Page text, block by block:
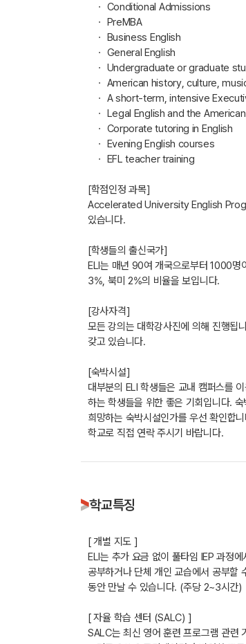
ㆍ Conditional Admissions
ㆍ PreMBA
ㆍ Business English
ㆍ General English
ㆍ Undergraduate or graduate
ㆍ American history, culture,
ㆍ A short-term, intensive
ㆍ Legal English and the
ㆍ Corporate tutoring in English
ㆍ Evening English courses
ㆍ EFL teacher training
[학점인정 과목]
Accelerated University English
있습니다.
[학생들의 출신국가]
ELI는 매년 90여 개국으로부터 1000명
3%, 북미 2%의 비율을 보입니다.
[강사자격]
모든 강의는 대학강사진에 의해 진행됩
갖고 있습니다.
[숙박시설]
대부분의 ELI 학생들은 교내 캠퍼스를
하는 학생들을 위한 좋은 기회입니다.
희망하는 숙박시설인가를 우선 확인합
학교로 직접 연락 주시기 바랍니다.
학교특징
[ 개별 지도 ]
ELI는 추가 요금 없이 풀타임 IEP 과정
공부하거나 단체 개인 교습에서 공부할
동안 만날 수 있습니다. (주당 2~3시간)
[ 자율 학습 센터 (SALC) ]
SALC는 최신 영어 훈련 프로그램 관련